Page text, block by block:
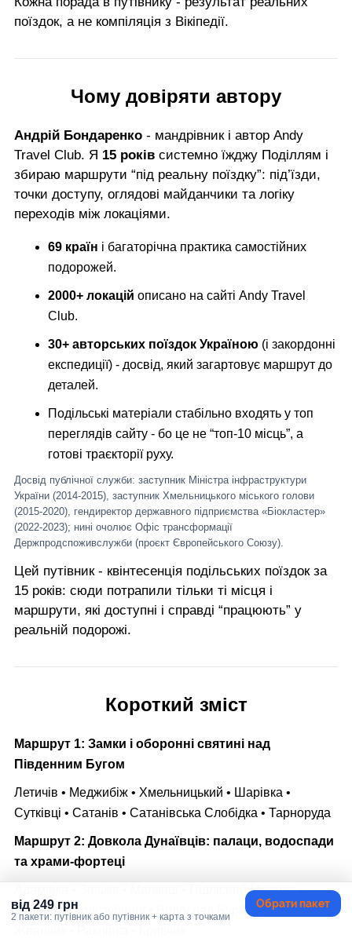
від 249 грн
2 пакети: путівник або путівник + карта з точками
Обрати пакет
поїздок, а не компіляція з Вікіпедії.
Чому довіряти автору
Андрій Бондаренко - мандрівник і автор Andy
Travel Club. Я 15 років системно їжджу Поділлям і
збираю маршрути “під реальну поїздку”: під’їзди,
точки доступу, оглядові майданчики та логіку
переходів між локаціями.
69 країн і багаторічна практика самостійних
подорожей.
2000+ локацій описано на сайтіAndy Travel
Club.
30+ авторських поїздок Україною (і закордонні
експедиції) - досвід, який загартовує маршрут до
деталей.
Подільські матеріали стабільно входять у топ
переглядів сайту - бо це не “топ-10 місць”, а
готові траєкторії руху.
Досвід публічної служби: заступник Міністра інфраструктури
України (2014-2015), заступник Хмельницького міського голови
(2015-2020), гендиректор державного підприємства «Біокластер»
(2022-2023); нині очолює Офіс трансформації
Держпродспоживслужби (проєкт Європейського Союзу).
Цей путівник - квінтесенція подільських поїздок за
15 років: сюди потрапили тільки ті місця і
маршрути, які доступні і справді “працюють” у
реальній подорожі.
Короткий зміст
Маршрут 1: Замки і оборонні святині над
Південним Бугом
Летичів • Меджибіж • Хмельницький • Шарівка •
Сутківці • Сатанів • Сатанівська Слобідка • Тарноруда
Маршрут 2: Довкола Дунаївців: палаци, водоспади
та храми-фортеці
Адамівка • Зіньків • Маліївці • Підлісний Мукарів •
Дунаївці • Голозубинці • Водоспад Бурбун • Великий